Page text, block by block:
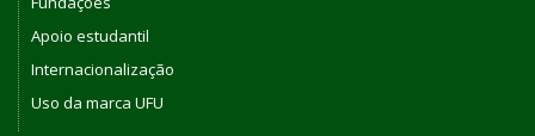
Apoio estudantil
Internacionalização
Uso da marca UFU